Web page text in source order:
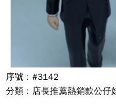
序號 : #3142
分類 : 店長推薦熱銷款公